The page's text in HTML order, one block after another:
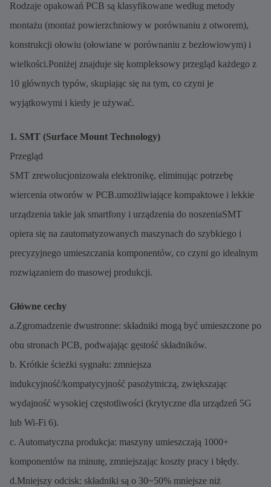
Rodzaje opakowań PCB są klasyfikowane według metody
montażu (montaż powierzchniowy w porównaniu z otworem),
konstrukcji ołowiu (ołowiane w porównaniu z bezłowiowym) i
wielkości.Poniżej znajduje się kompleksowy przegląd każdego z
10 głównych typów, skupiając się na tym, co czyni je
wyjątkowymi i kiedy je używać.
1. SMT (Surface Mount Technology)
Przegląd
SMT zrewolucjonizowała elektronikę, eliminując potrzebę
wiercenia otworów w PCB.umożliwiające kompaktowe i lekkie
urządzenia takie jak smartfony i urządzenia do noszeniaSMT
opiera się na zautomatyzowanych maszynach do szybkiego i
precyzyjnego umieszczania komponentów, co czyni go idealnym
rozwiązaniem do masowej produkcji.
Główne cechy
a.Zgromadzenie dwustronne: składniki mogą być umieszczone po
obu stronach PCB, podwajając gęstość składników.
b. Krótkie ścieżki sygnału: zmniejsza
indukcyjność/kompatycyjność pasożytniczą, zwiększając
wydajność wysokiej częstotliwości (krytyczne dla urządzeń 5G
lub Wi-Fi 6).
c. Automatyczna produkcja: maszyny umieszczają 1000+
komponentów na minutę, zmniejszając koszty pracy i błędy.
d.Mniejszy odcisk: składniki są o 30~50% mniejsze niż